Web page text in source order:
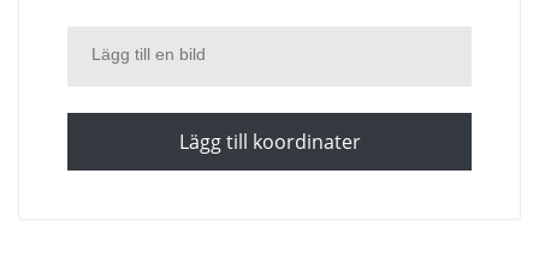
Lägg till en bild
Lägg till koordinater